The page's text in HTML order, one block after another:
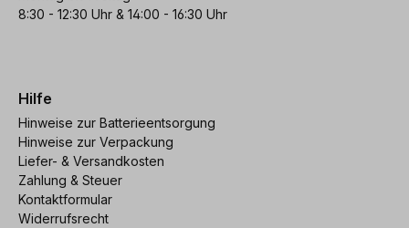
8:30 - 12:30 Uhr & 14:00 - 16:30 Uhr
Hilfe
Hinweise zur Batterieentsorgung
Hinweise zur Verpackung
Liefer- & Versandkosten
Zahlung & Steuer
Kontaktformular
Widerrufsrecht